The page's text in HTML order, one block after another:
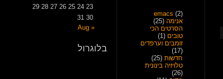
emacs (2)
אנימה (25)
הסרטים הכי
טובים (1)
זומבים וערפדים
(17)
חדשות (25)
טלויזיה בינונית
(26)
23
24
25
26
27
28
29
30
31
« Aug
בלוגרול